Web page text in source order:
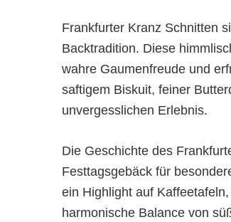
Lecker
Frankfurter Kranz Schnitten
Backtradition. Diese
wahre Gaumenfreude und
saftigem Biskuit, feiner
unvergesslichen Erlebnis.
Die Geschichte des
Festtagsgebäck für
ein Highlight auf
harmonische Balance von